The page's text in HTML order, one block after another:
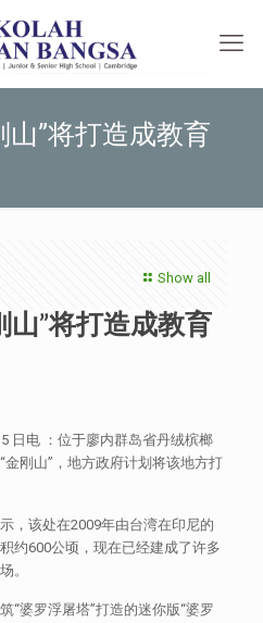
山”将打造成教育
Show all
山”将打造成教育
日电 ：位于廖内群岛省丹绒槟榔
刚山”，地方政府计划将该地方打
，该处在2009年由台湾在印尼的
约600公顷，现在已经建成了许多
。
“婆罗浮屠塔”打造的迷你版“婆罗